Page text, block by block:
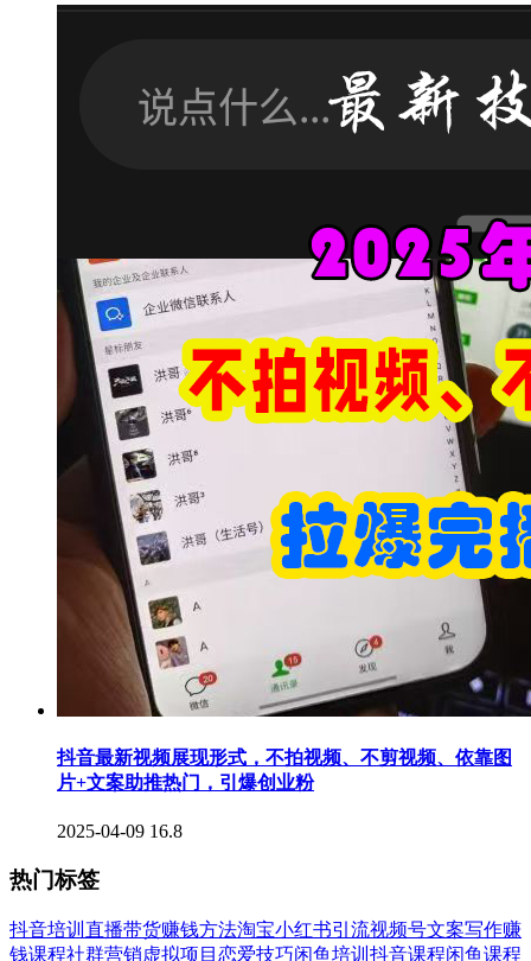
抖音最新视频展现形式，不拍视频、不剪视频、依靠图
片+文案助推热门，引爆创业粉
2025-04-09 16.8
热门标签
抖音培训 直播带货赚钱方法淘宝小红书引流视频号文案写作赚
钱课程社群营销虚拟项目 恋爱技巧闲鱼培训 抖音课程闲鱼课程